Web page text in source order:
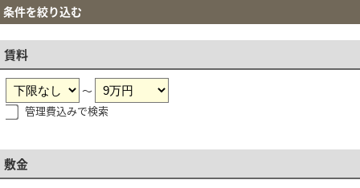
条件を絞り込む
賃料
～
管理費込みで検索
敷金